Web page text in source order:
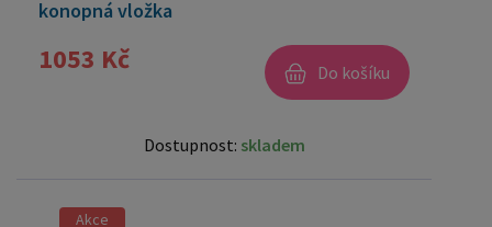
konopná vložka
1053 Kč Do košíku
Dostupnost: skladem
Akce